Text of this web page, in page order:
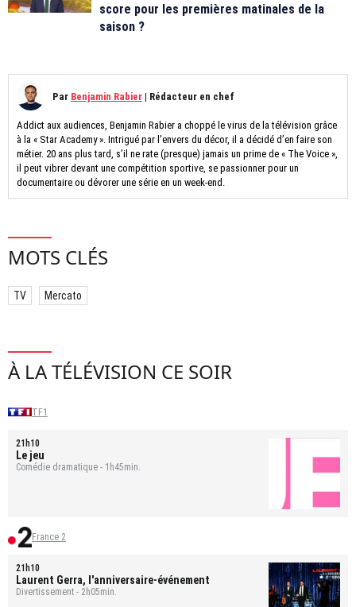
score pour les premières matinales de la
saison ?
Par Benjamin Rabier | Rédacteur en chef
Addict aux audiences, Benjamin Rabier a choppé le virus de la télévision grâce
à la « Star Academy ». Intrigué par l’envers du décor, il a décidé d’en faire son
métier. 20 ans plus tard, s’il ne rate (presque) jamais un prime de « The Voice »,
il peut vibrer devant une compétition sportive, se passionner pour un
documentaire ou dévorer une série en un week-end.
MOTS CLÉS
TV Mercato
À LA TÉLÉVISION CE SOIR
TF1
21h10
Le jeu
Comédie dramatique - 1h45min.
France 2
21h10
Laurent Gerra, l'anniversaire-événement
Divertissement - 2h05min.